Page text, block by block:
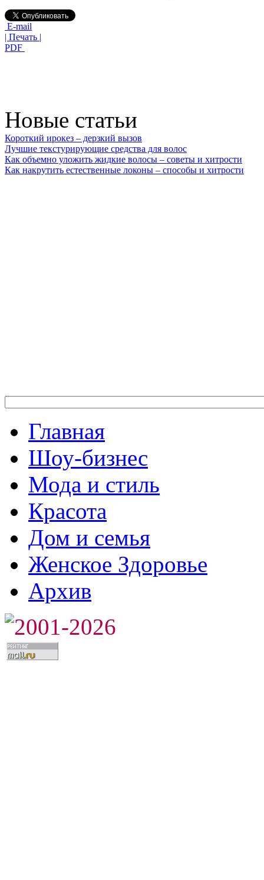
E-mail
| Печать |
PDF
Новые статьи
Короткий ирокез – дерзкий вызов
Лучшие текстурирующие средства для волос
Как объемно уложить жидкие волосы – советы и хитрости
Как накрутить естественные локоны – способы и хитрости
Главная
Шоу-бизнес
Мода и стиль
Красота
Дом и семья
Женское Здоровье
Архив
2001-2026